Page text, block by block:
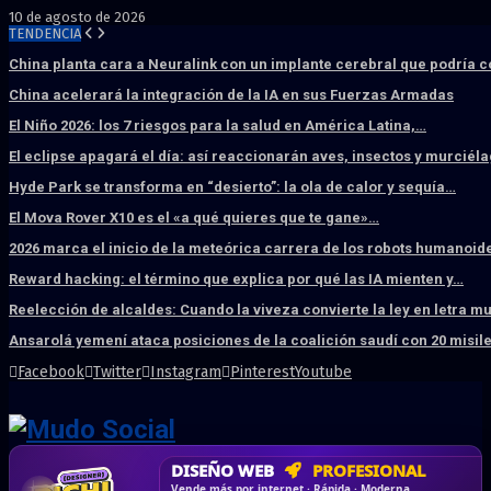
10 de agosto de 2026
TENDENCIA
China planta cara a Neuralink con un implante cerebral que podría
China acelerará la integración de la IA en sus Fuerzas Armadas
El Niño 2026: los 7 riesgos para la salud en América Latina,…
El eclipse apagará el día: así reaccionarán aves, insectos y
Hyde Park se transforma en “desierto”: la ola de calor y sequía…
El Mova Rover X10 es el «a qué quieres que te gane»…
2026 marca el inicio de la meteórica carrera de los robots
Reward hacking: el término que explica por qué las IA mienten y…
Reelección de alcaldes: Cuando la viveza convierte la ley en letra
Ansarolá yemení ataca posiciones de la coalición saudí con 20
Facebook Twitter Instagram PinterestYoutube
HOSTING SSD SÚPER RÁPIDO
DISEÑO WEB PROFESIONAL
CRM & DASHBOARD A MEDIDA
CORREO CORPORATIVO